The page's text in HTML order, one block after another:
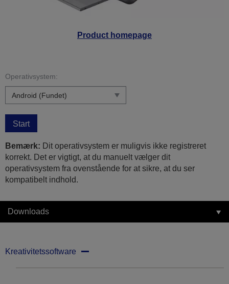
Product homepage
Operativsystem:
Start
Bemærk: Dit operativsystem er muligvis ikke registreret
korrekt. Det er vigtigt, at du manuelt vælger dit
operativsystem fra ovenstående for at sikre, at du ser
kompatibelt indhold.
Downloads
Kreativitetssoftware